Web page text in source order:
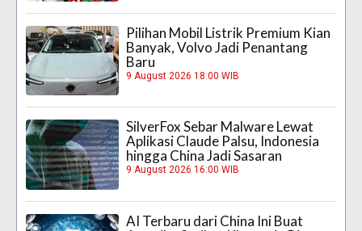
Pilihan Mobil Listrik Premium Kian
Banyak, Volvo Jadi Penantang
Baru
9 August 2026 18:00 WIB
SilverFox Sebar Malware Lewat
Aplikasi Claude Palsu, Indonesia
hingga China Jadi Sasaran
9 August 2026 16:00 WIB
AI Terbaru dari China Ini Buat